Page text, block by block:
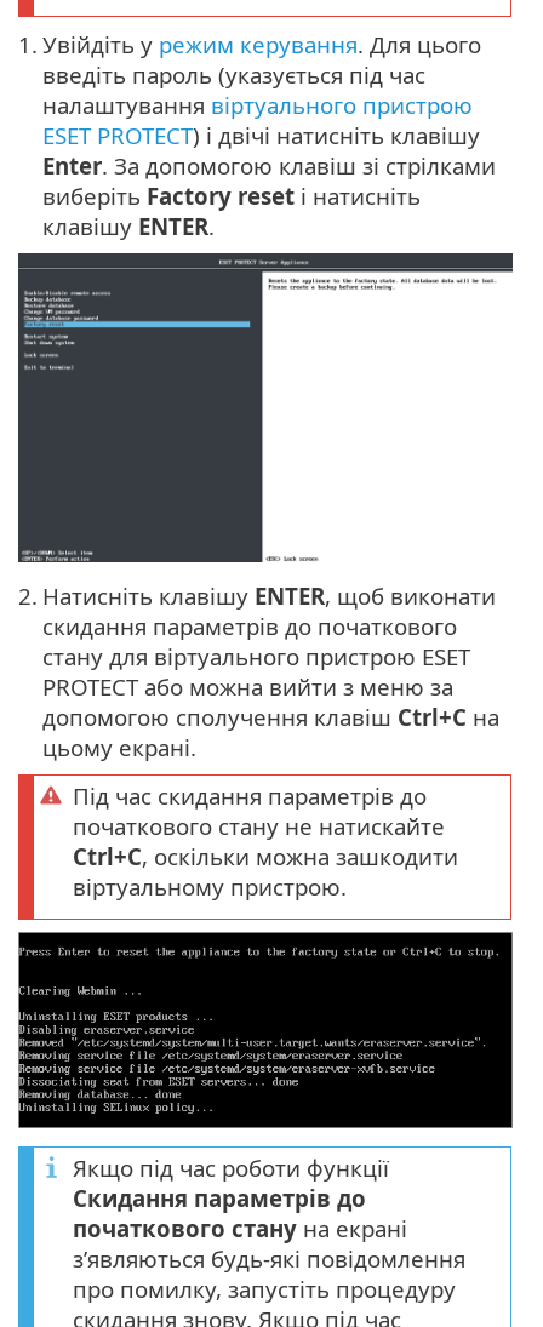
1. Увійдіть у режим керування. Для цього
введіть пароль (указується під час
налаштування віртуального пристрою
ESET PROTECT) і двічі натисніть клавішу
Enter. За допомогою клавіш зі стрілками
виберіть Factory reset і натисніть
клавішу ENTER.
2. Натисніть клавішу ENTER, щоб виконати
скидання параметрів до початкового
стану для віртуального пристрою ESET
PROTECT або можна вийти з меню за
допомогою сполучення клавіш Ctrl+C на
цьому екрані.
Під час скидання параметрів до
початкового стану не натискайте
Ctrl+C, оскільки можна зашкодити
віртуальному пристрою.
Якщо під час роботи функції
Скидання параметрів до
початкового стану на екрані
з’являються будь-які повідомлення
про помилку, запустіть процедуру
скидання знову. Якщо під час